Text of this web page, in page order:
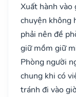
Xuất hành vào
chuyện không
phải nên đề
giữ mồm giữ
Phòng người
chung khi có
tránh đi vào